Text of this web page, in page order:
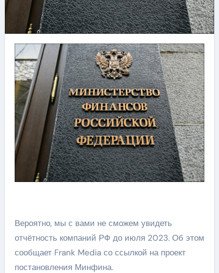
Вероятно, мы с вами не сможем увидеть
отчётность компаний РФ до июля 2023. Об этом
сообщает Frank Media со ссылкой на проект
постановления Минфина.